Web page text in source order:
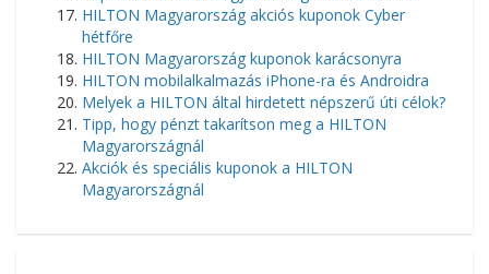
HILTON Magyarország akciós kuponok Cyber ​​​​
hétfőre
HILTON Magyarország kuponok karácsonyra
HILTON mobilalkalmazás iPhone-ra és Androidra
Melyek a HILTON által hirdetett népszerű úti célok?
Tipp, hogy pénzt takarítson meg a HILTON
Magyarországnál
Akciók és speciális kuponok a HILTON
Magyarországnál